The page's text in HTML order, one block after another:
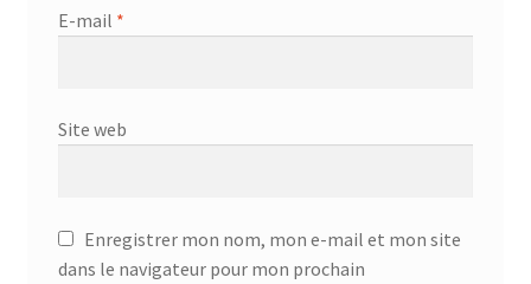
E-mail *
Site web
Enregistrer mon nom, mon e-mail et mon site
dans le navigateur pour mon prochain